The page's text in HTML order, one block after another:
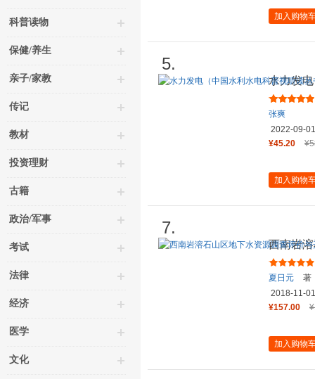
科普读物
保健/养生
亲子/家教
传记
教材
投资理财
古籍
政治/军事
考试
法律
经济
医学
文化
加入购物
5.
水力发
）
张爽
2022-09-01
¥45.20
加入购物
7.
西南岩
发利用
夏日元
著
2018-11-01
¥157.00
加入购物